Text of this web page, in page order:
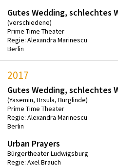
Gutes Wedding, schlechtes
(verschiedene)
Prime Time Theater
Regie: Alexandra Marinescu
Berlin
2017
Gutes Wedding, schlechtes
(Yasemin, Ursula, Burglinde)
Prime Time Theater
Regie: Alexandra Marinescu
Berlin
Urban Prayers
Bürgertheater Ludwigsburg
Regie: Axel Brauch